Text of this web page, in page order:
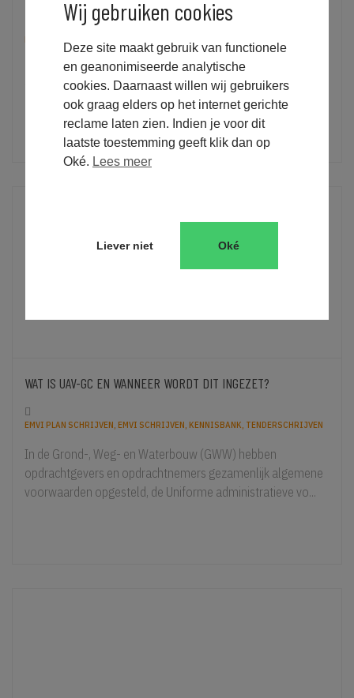
Wij gebruiken cookies
Deze site maakt gebruik van functionele
en geanonimiseerde analytische
cookies. Daarnaast willen wij gebruikers
ook graag elders op het internet gerichte
reclame laten zien. Indien je voor dit
laatste toestemming geeft klik dan op
Oké. Lees meer
Liever niet Oké
KENNISBANK
TENDERSTRATEGIE
Sinds 1 januari 2022 nemen opdrachtgevers die de
Governance Code Veiligheid in de Bouw (GCVB) hebben
ondertekend, veiligheidsbewustzijn als verplichting...
WAT IS UAV-GC EN WANNEER WORDT DIT INGEZET?
EMVI PLAN SCHRIJVEN, EMVI SCHRIJVEN, KENNISBANK, TENDERSCHRIJVEN
In de Grond-, Weg- en Waterbouw (GWW) hebben
opdrachtgevers en opdrachtnemers gezamenlijk algemene
voorwaarden opgesteld, de Uniforme administratieve vo...